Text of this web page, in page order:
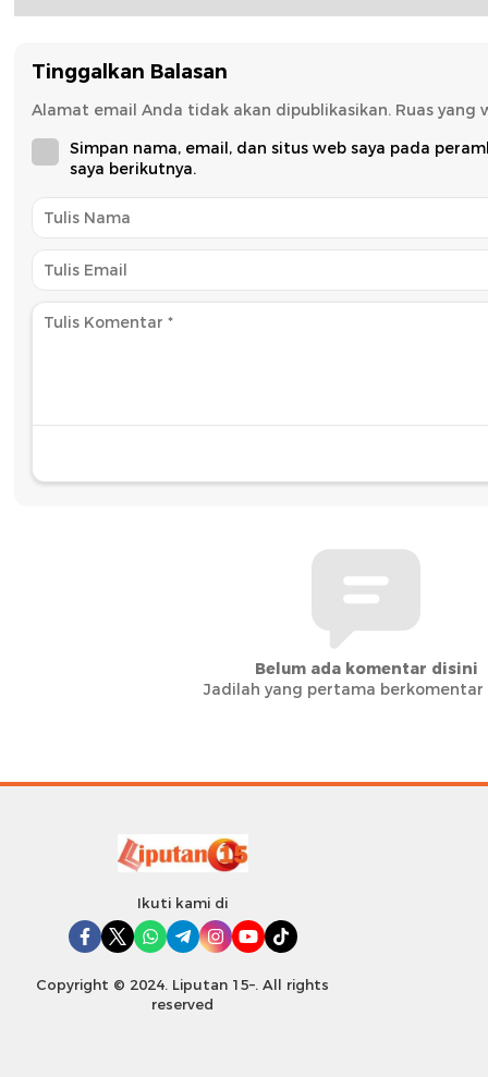
Tinggalkan Balasan
Alamat email Anda tidak akan dipublikasikan. Ruas
Simpan nama, email, dan situs web saya pada
saya berikutnya.
Belum ada komentar disini
Jadilah yang pertama berkomentar
Ikuti kami di
Copyright © 2024. Liputan 15–. All rights
reserved